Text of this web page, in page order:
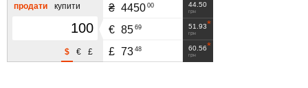
продати купити
£
€
$
44.50
грн
₴ 4450 00
51.93
грн
€ 85 69
60.56
грн
£ 73 48